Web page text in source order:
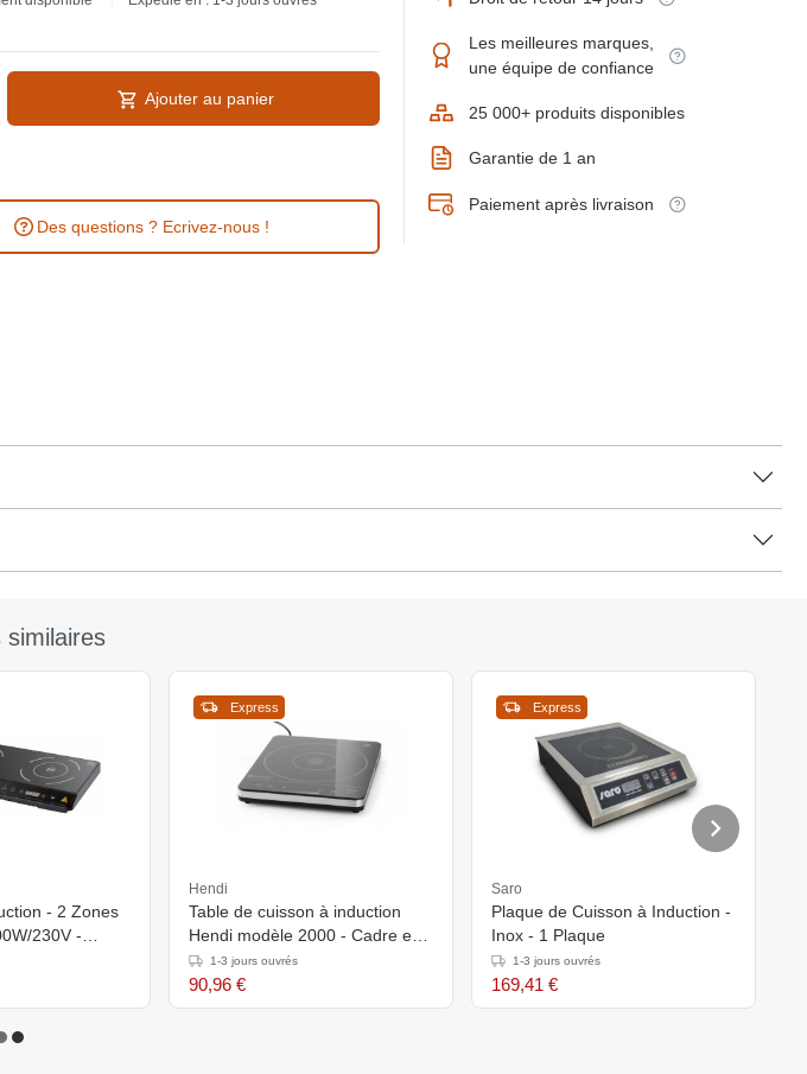
Ajouter au panier
Des questions ? Ecrivez-nous !
Les meilleures marques,
une équipe de confiance
25 000+ produits disponibles
Garantie de 1 an
Paiement après livraison
similaires
- 2 Zones
230V -
Express
Hendi
Table de cuisson à induction
Hendi modèle 2000 - Cadre en
acier inoxydable -
Fonctionnement tactile - Surface
en verre céramique
1-3 jours ouvrés
90,96 €
Express
Saro
Plaque de Cuisson à Induction -
Inox - 1 Plaque
1-3 jours ouvrés
169,41 €